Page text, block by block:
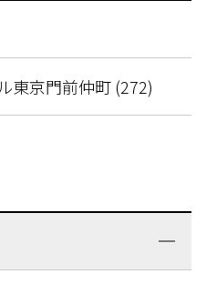
東京門前仲町 (272)